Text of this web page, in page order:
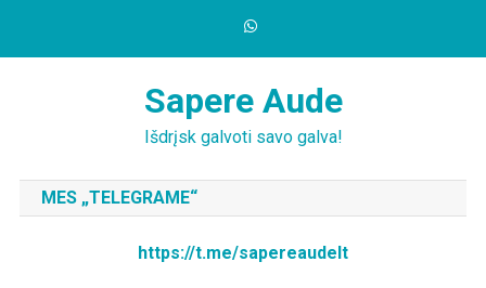
Sapere Aude
Išdrįsk galvoti savo galva!
MES „TELEGRAME“
https://t.me/sapereaudelt